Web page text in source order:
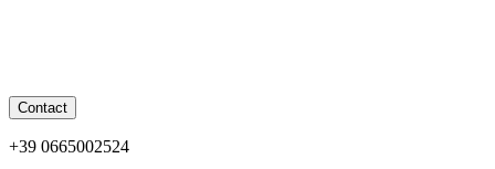
Contact
+39 0665002524